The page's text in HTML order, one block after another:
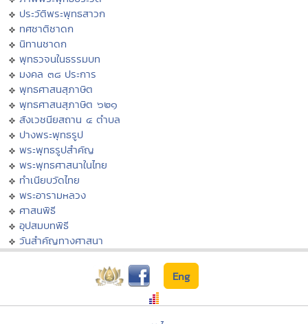
ประวัติพระพุทธสาวก
ทศชาติชาดก
นิทานชาดก
พุทธวจนในธรรมบท
มงคล ๓๘ ประการ
พุทธศาสนสุภาษิต
พุทธศาสนสุภาษิต ๖๒๑
สังเวชนียสถาน ๔ ตำบล
ปางพระพุทธรูป
พระพุทธรูปสำคัญ
พระพุทธศาสนาในไทย
ทำเนียบวัดไทย
พระอารามหลวง
ศาสนพิธี
อุปสมบทพิธี
วันสำคัญทางศาสนา
Eng